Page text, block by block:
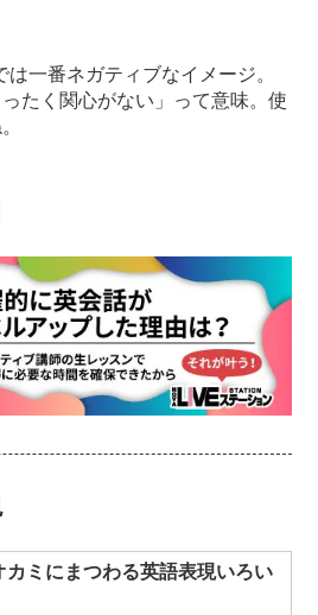
は一番ネガティブなイメージ。
たく関心がない」って意味。使
カミにまつわる英語表現いろい